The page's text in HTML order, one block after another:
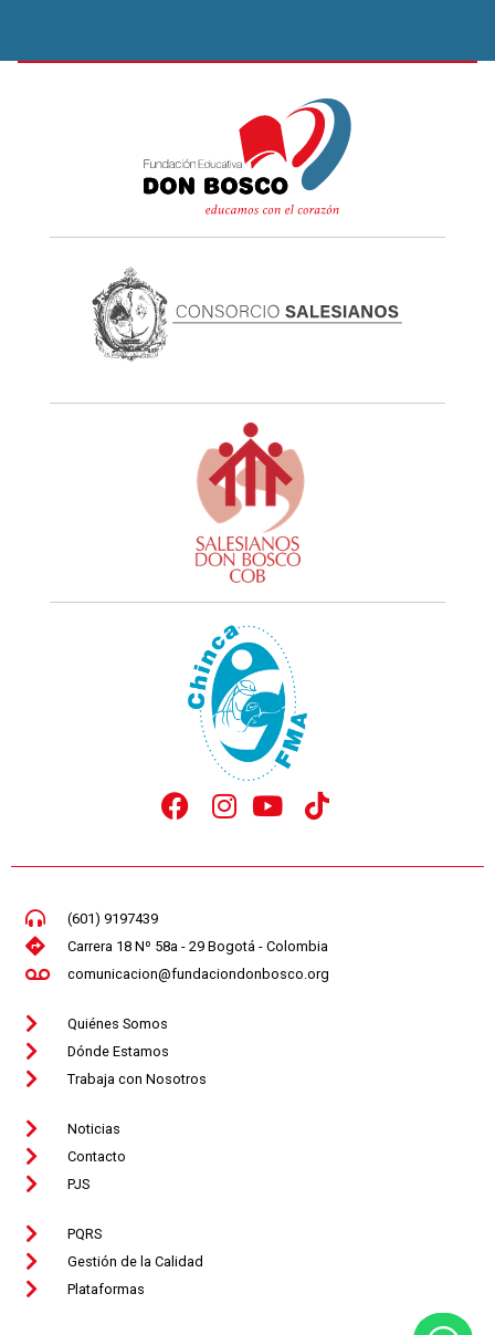
(601) 9197439
Carrera 18 Nº 58a - 29 Bogotá - Colombia
comunicacion@fundaciondonbosco.org
Quiénes Somos
Dónde Estamos
Trabaja con Nosotros
Noticias
Contacto
PJS
PQRS
Gestión de la Calidad
Plataformas